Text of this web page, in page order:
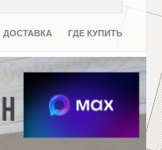
ДОСТАВКА ГДЕ КУПИТЬ